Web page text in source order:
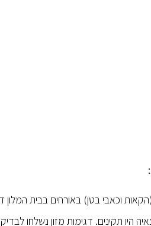
על כ-15 מקרים של תחלואת מעיים (הקאות וכאבי בטן) באורחים בבית
תקינים. דגימות מזון נשלחו